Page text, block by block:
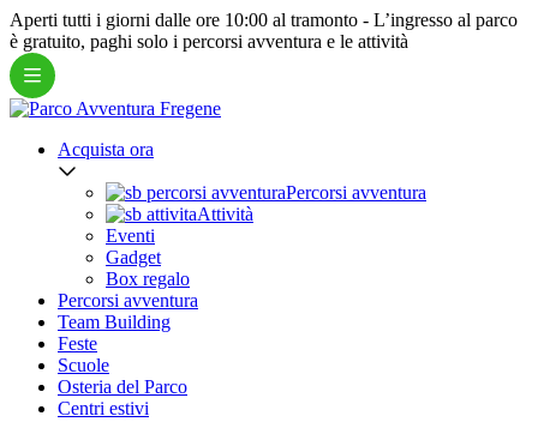
Aperti tutti i giorni dalle ore 10:00 al tramonto - L’ingresso al parco
è gratuito, paghi solo i percorsi avventura e le attività
Acquista ora
Percorsi avventura
Attività
Eventi
Gadget
Box regalo
Percorsi avventura
Team Building
Feste
Scuole
Osteria del Parco
Centri estivi